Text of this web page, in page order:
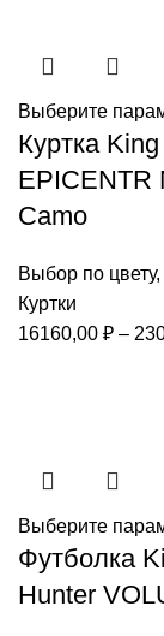
Выберите
Куртка
EPICENTR
Camo
Выбор по цвету,
Куртки
16160,00 ₽ –
Выберите
Футболка
Hunter